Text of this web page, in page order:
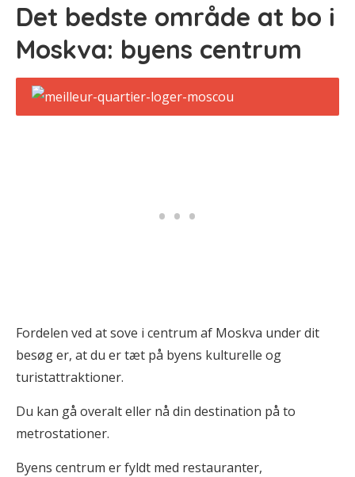
Det bedste område at bo i
Moskva: byens centrum
Fordelen ved at sove i centrum af Moskva under dit
besøg er, at du er tæt på byens kulturelle og
turistattraktioner.
Du kan gå overalt eller nå din destination på to
metrostationer.
Byens centrum er fyldt med restauranter,